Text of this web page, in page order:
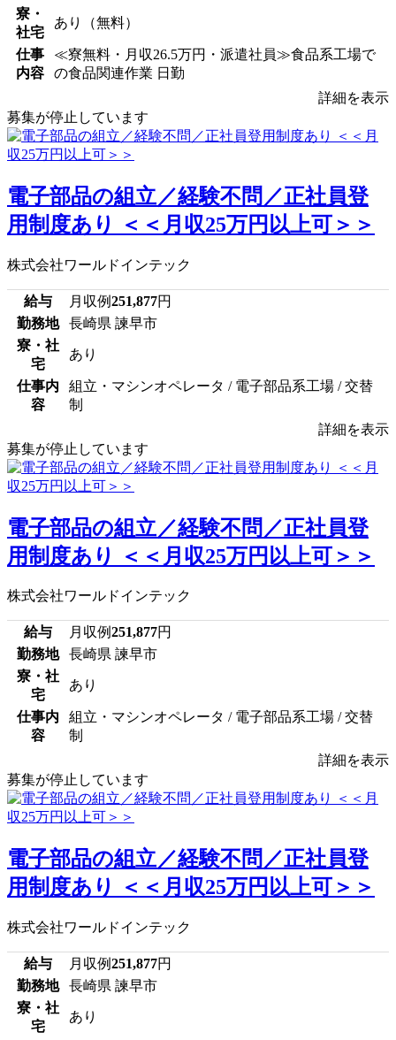
寮・
社宅
あり（無料）
仕事
内容
≪寮無料・月収26.5万円・派遣社員≫食品系工場で
の食品関連作業 日勤
詳細を表示
募集が停止しています
電子部品の組立／経験不問／正社員登
用制度あり ＜＜月収25万円以上可＞＞
株式会社ワールドインテック
給与 月収例251,877円
勤務地
長崎県 諫早市
寮・社
宅
あり
仕事内
容
組立・マシンオペレータ / 電子部品系工場 / 交替
制
詳細を表示
募集が停止しています
電子部品の組立／経験不問／正社員登
用制度あり ＜＜月収25万円以上可＞＞
株式会社ワールドインテック
給与 月収例251,877円
勤務地
長崎県 諫早市
寮・社
宅
あり
仕事内
容
組立・マシンオペレータ / 電子部品系工場 / 交替
制
詳細を表示
募集が停止しています
電子部品の組立／経験不問／正社員登
用制度あり ＜＜月収25万円以上可＞＞
株式会社ワールドインテック
給与 月収例251,877円
勤務地
長崎県 諫早市
寮・社
宅
あり